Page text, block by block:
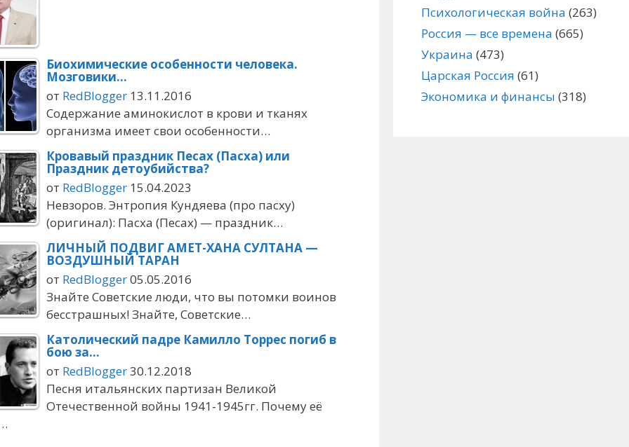
Биохимические особенности человека.
Мозговики…
от RedBlogger 13.11.2016
Содержание аминокислот в крови и тканях
организма имеет свои особенности…
Кровавый праздник Песах (Пасха) или
Праздник детоубийства?
от RedBlogger 15.04.2023
Невзоров. Энтропия Кундяева (про пасху)
(оригинал): Пасха (Песах) — праздник…
ЛИЧНЫЙ ПОДВИГ АМЕТ-ХАНА СУЛТАНА —
ВОЗДУШНЫЙ ТАРАН
от RedBlogger05.05.2016
Знайте Советские люди, что вы потомки воинов
бесстрашных! Знайте, Советские…
Католический падре Камилло Торрес погиб в
бою за…
от RedBlogger30.12.2018
Песня итальянских партизан Великой
Отечественной войны 1941-1945гг. Почему её
Психологическая война (263)
Россия — все времена (665)
Украина (473)
Царская Россия (61)
Экономика и финансы (318)